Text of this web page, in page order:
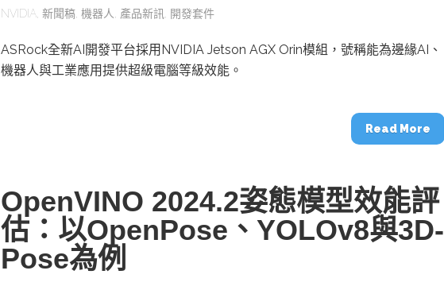
NVIDIA 新聞稿 機器人 產品新訊 開發套件
ASRock全新AI開發平台採用NVIDIA Jetson AGX Orin模組，號稱能為邊緣AI、
機器人與工業應用提供超級電腦等級效能。
Read More
OpenVINO 2024.2姿態模型效能評
估：以OpenPose、YOLOv8與3D-
Pose為例